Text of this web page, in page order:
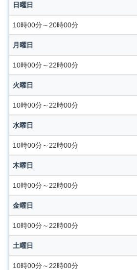
日曜日
10時00分～20時00分
月曜日
10時00分～22時00分
火曜日
10時00分～22時00分
水曜日
10時00分～22時00分
木曜日
10時00分～22時00分
金曜日
10時00分～22時00分
土曜日
10時00分～22時00分